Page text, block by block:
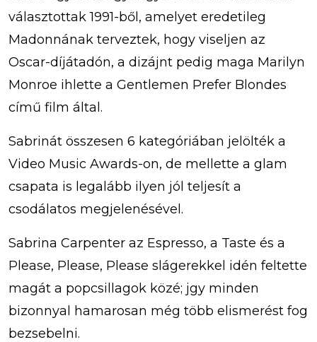
választottak 1991-ből, amelyet eredetileg
Madonnának terveztek, hogy viseljen az
Oscar-díjátadón, a dizájnt pedig maga Marilyn
Monroe ihlette a Gentlemen Prefer Blondes
című film által.
Sabrinát összesen 6 kategóriában jelölték a
Video Music Awards-on, de mellette a glam
csapata is legalább ilyen jól teljesít a
csodálatos megjelenésével.
Sabrina Carpenter az Espresso, a Taste és a
Please, Please, Please slágerekkel idén feltette
magát a popcsillagok közé; jgy minden
bizonnyal hamarosan még több elismerést fog
bezsebelni.